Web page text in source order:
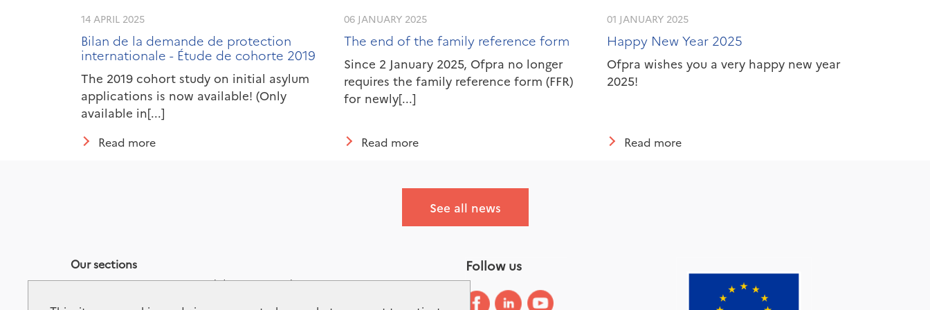
Bilan de la demande de protection
internationale - Étude de cohorte 2019
14 APRIL 2025
The 2019 cohort study on initial asylum
applications is now available! (Only
available in[...]
Read more
The end of the family reference form
06 JANUARY 2025
Since 2 January 2025, Ofpra no longer
requires the family reference form (FFR)
for newly[...]
Read more
Happy New Year 2025
01 JANUARY 2025
Ofpra wishes you a very happy new year
2025!
Read more
See all news
Our sections
Contact us
Careers
Personal data
Whistleblowing
Glossary
Accessibility
Follow us